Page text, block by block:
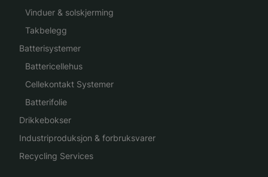
Vinduer & solskjerming
Takbelegg
Batterisystemer
Battericellehus
Cellekontakt Systemer
Batterifolie
Drikkebokser
Industriproduksjon & forbruksvarer
Recycling Services